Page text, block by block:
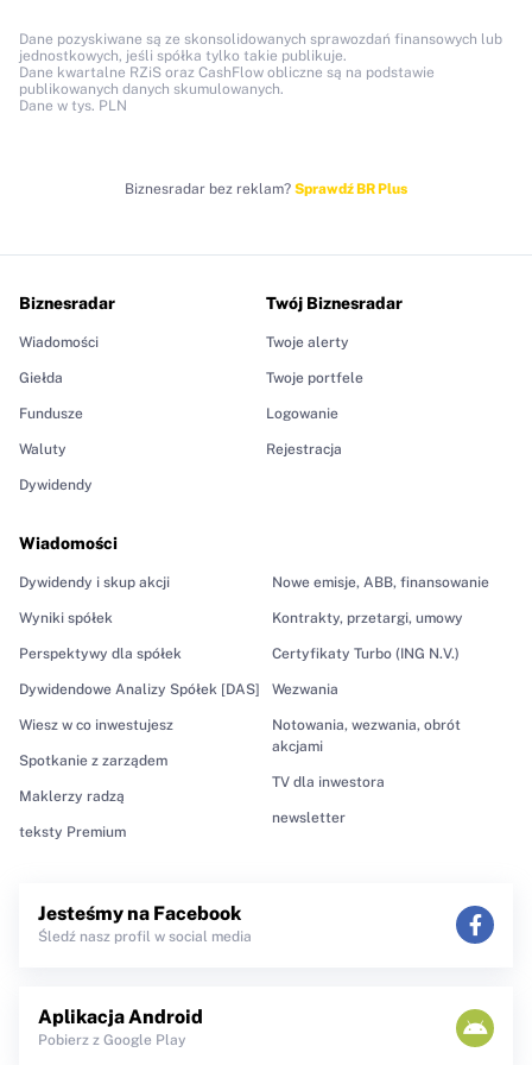
Dane pozyskiwane są ze skonsolidowanych sprawozdań finansowych lub
jednostkowych, jeśli spółka tylko takie publikuje.
Dane kwartalne RZiS oraz CashFlow obliczne są na podstawie
publikowanych danych skumulowanych.
Dane w tys. PLN
Biznesradar bez reklam? Sprawdź BR Plus
Biznesradar
Wiadomości
Giełda
Fundusze
Waluty
Dywidendy
Wiadomości
Dywidendy i skup akcji
Wyniki spółek
Perspektywy dla spółek
Dywidendowe Analizy Spółek [DAS]
Wiesz w co inwestujesz
Spotkanie z zarządem
Maklerzy radzą
teksty Premium
Nowe emisje, ABB, finansowanie
Kontrakty, przetargi, umowy
Certyfikaty Turbo (ING N.V.)
Wezwania
Notowania, wezwania, obrót
akcjami
TV dla inwestora
newsletter
Twój Biznesradar
Twoje alerty
Twoje portfele
Logowanie
Rejestracja
Jesteśmy na Facebook
Śledź nasz profil w social media
Aplikacja Android
Pobierz z Google Play